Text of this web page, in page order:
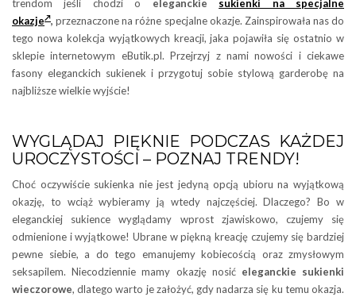
trendom jeśli chodzi o eleganckie sukienki na specjalne
okazje , przeznaczone na różne specjalne okazje. Zainspirowała nas do
tego nowa kolekcja wyjątkowych kreacji, jaka pojawiła się ostatnio w
sklepie internetowym eButik.pl. Przejrzyj z nami nowości i ciekawe
fasony eleganckich sukienek i przygotuj sobie stylową garderobę na
najbliższe wielkie wyjście!
WYGLĄDAJ PIĘKNIE PODCZAS KAŻDEJ
UROCZYSTOŚCI – POZNAJ TRENDY!
Choć oczywiście sukienka nie jest jedyną opcją ubioru na wyjątkową
okazję, to wciąż wybieramy ją wtedy najczęściej. Dlaczego? Bo w
eleganckiej sukience wyglądamy wprost zjawiskowo, czujemy się
odmienione i wyjątkowe! Ubrane w piękną kreację czujemy się bardziej
pewne siebie, a do tego emanujemy kobiecością oraz zmysłowym
seksapilem. Niecodziennie mamy okazję nosić eleganckie sukienki
wieczorowe, dlatego warto je założyć, gdy nadarza się ku temu okazja.